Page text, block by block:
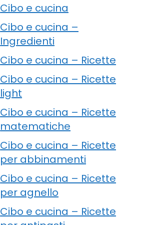
Cibo e cucina
Cibo e cucina –
Ingredienti
Cibo e cucina – Ricette
Cibo e cucina – Ricette
light
Cibo e cucina – Ricette
matematiche
Cibo e cucina – Ricette
per abbinamenti
Cibo e cucina – Ricette
per agnello
Cibo e cucina – Ricette